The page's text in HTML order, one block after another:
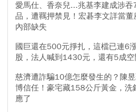
愛馬仕、香奈兒...兆基李建成涉
品，遭羈押禁見！宏碁李文詳當
內部缺失
國巨還在500元掙扎，這檔已連6
股，法人喊到1430元，還有5成空
慈濟遭詐騙10億怎麼發生的？陳
博信任！豪宅藏158公斤黃金，
應了